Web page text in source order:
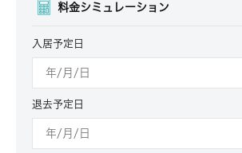
料金シミュレーション
入居予定日
退去予定日